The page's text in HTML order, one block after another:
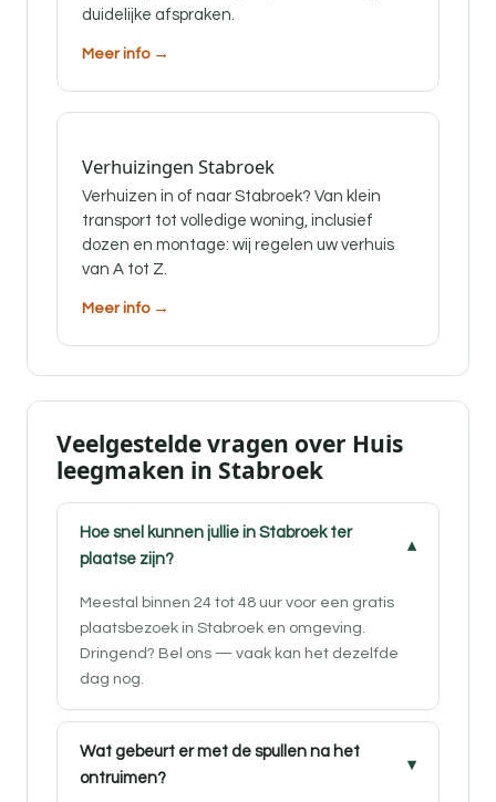
duidelijke afspraken.
Meer info →
Verhuizingen Stabroek
Verhuizen in of naar Stabroek? Van klein
transport tot volledige woning, inclusief
dozen en montage: wij regelen uw verhuis
van A tot Z.
Meer info →
Veelgestelde vragen over Huis
leegmaken in Stabroek
Hoe snel kunnen jullie in Stabroek ter
plaatse zijn?
Meestal binnen 24 tot 48 uur voor een gratis
plaatsbezoek in Stabroek en omgeving.
Dringend? Bel ons — vaak kan het dezelfde
dag nog.
Wat gebeurt er met de spullen na het
ontruimen?